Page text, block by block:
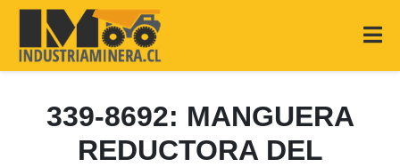
339-8692: MANGUERA
REDUCTORA DEL